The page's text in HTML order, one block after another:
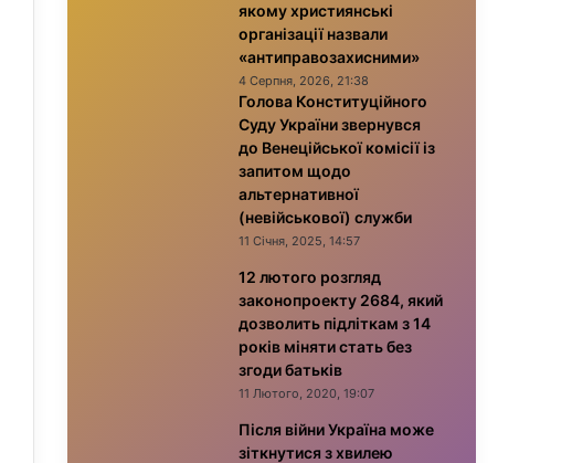
якому християнські
організації назвали
«антиправозахисними»
4 Серпня, 2026, 21:38
Голова Конституційного
Суду України звернувся
до Венеційської комісії із
запитом щодо
альтернативної
(невійськової) служби
11 Січня, 2025, 14:57
12 лютого розгляд
законопроекту 2684, який
дозволить підліткам з 14
років міняти стать без
згоди батьків
11 Лютого, 2020, 19:07
Після війни Україна може
зіткнутися з хвилею